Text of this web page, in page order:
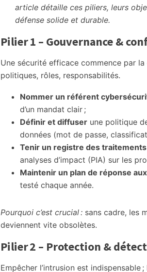
article détaille ces piliers, leurs
défense solide et durable.
Pilier 1 – Gouvernance &
Une sécurité efficace commence par la
politiques, rôles, responsabilités.
Nommer un référent
d’un mandat clair ;
Définir et diffuser une politique
données (mot de passe,
Tenir un registre des traitements
analyses d’impact (PIA) sur les
Maintenir un plan de réponse
testé chaque année.
Pourquoi c’est crucial : sans cadre, les
deviennent vite obsolètes.
Pilier 2 – Protection &
Empêcher l’intrusion est indispensable ;